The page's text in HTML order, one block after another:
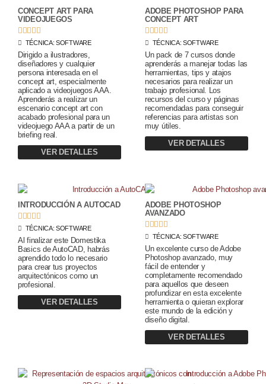
CONCEPT ART PARA
VIDEOJUEGOS
    
TÉCNICA:SOFTWARE
Dirigido a ilustradores,
diseñadores y cualquier
persona interesada en el
concept art, especialmente
aplicado a videojuegos AAA.
Aprenderás a realizar un
escenario concept art con
acabado profesional para un
videojuego AAA a partir de un
briefing real.
VER DETALLES
ADOBE PHOTOSHOP PARA
CONCEPT ART
    
TÉCNICA:SOFTWARE
Un pack de 7 cursos donde
aprenderás a manejar todas las
herramientas, tips y atajos
necesarios para realizar un
trabajo profesional. Los
recursos del curso y páginas
recomendadas para conseguir
referencias para artistas son
muy útiles.
VER DETALLES
INTRODUCCIÓN A AUTOCAD

TÉCNICA:SOFTWARE
Al finalizar este Domestika
Basics de AutoCAD, habrás
aprendido todo lo necesario
para crear tus proyectos
arquitectónicos como un
profesional.
VER DETALLES
ADOBE PHOTOSHOP
AVANZADO

TÉCNICA:SOFTWARE
Un excelente curso de Adobe
Photoshop avanzado, muy
fácil de entender y
completamente recomendado
para aquellos que deseen
profundizar en esta excelente
herramienta o quieran explorar
este mundo de la edición y
diseño digital.
VER DETALLES